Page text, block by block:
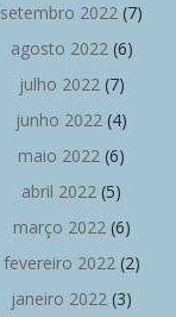
setembro 2022 (7)
agosto 2022(6)
julho 2022(7)
junho 2022 (4)
maio 2022 (6)
abril 2022 (5)
março 2022(6)
fevereiro 2022(2)
janeiro 2022 (3)